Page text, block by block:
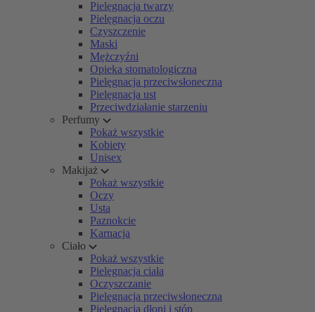
Pielęgnacja twarzy
Pielęgnacja oczu
Czyszczenie
Maski
Mężczyźni
Opieka stomatologiczna
Pielęgnacja przeciwsłoneczna
Pielęgnacja ust
Przeciwdziałanie starzeniu
Perfumy
Pokaż wszystkie
Kobiety
Unisex
Makijaż
Pokaż wszystkie
Oczy
Usta
Paznokcie
Karnacja
Ciało
Pokaż wszystkie
Pielęgnacja ciała
Oczyszczanie
Pielęgnacja przeciwsłoneczna
Pielęgnacja dłoni i stóp